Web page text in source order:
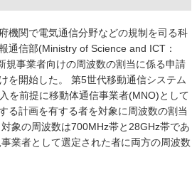
機関で電気通信分野などの規制を司る科
通信部(Ministry of Science and ICT：
規事業者向けの周波数の割当に係る申請
を開始した。 第5世代移動通信システム
を前提に移動体通信事業者(MNO)として
る計画を有する者を対象に周波数の割当
象の周波数は700MHz帯と28GHz帯であ
業者として選定された者に両方の周波数